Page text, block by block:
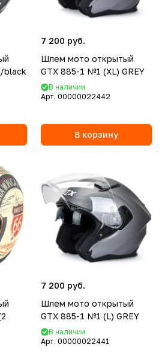
black
7 200 руб.
Шлем мото открытый
GTX 885-1 №1 (XL) GREY
В наличии
Арт. 00000022442
В корзину
7 200 руб.
Шлем мото открытый
GTX 885-1 №1 (L) GREY
В наличии
Арт. 00000022441